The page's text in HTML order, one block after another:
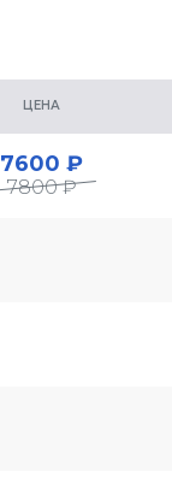
ЦЕНА
7600 ₽
7800 ₽